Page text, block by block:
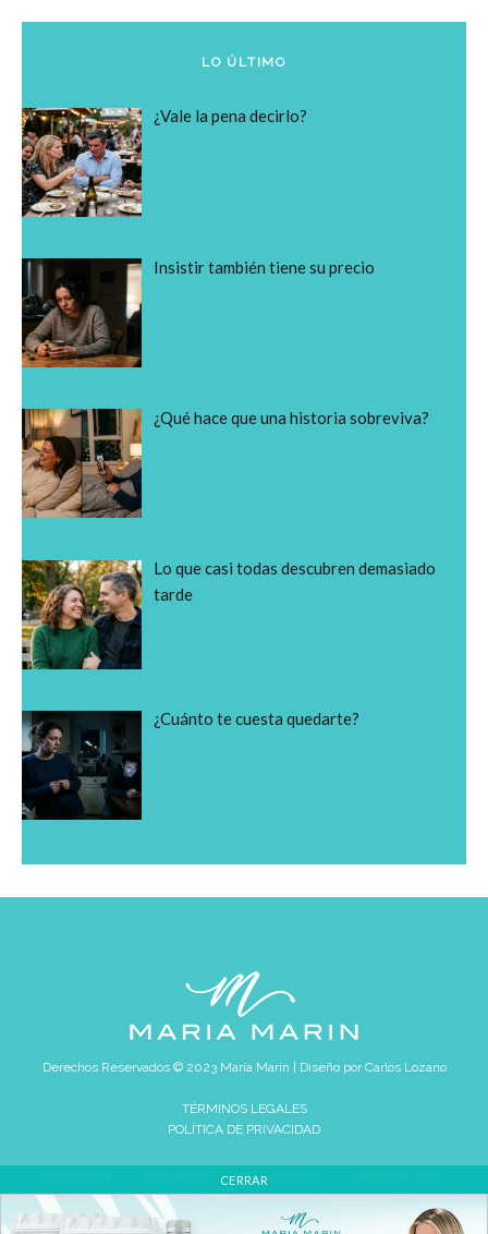
LO ÚLTIMO
¿Vale la pena decirlo?
Insistir también tiene su precio
¿Qué hace que una historia sobreviva?
Lo que casi todas descubren demasiado
tarde
¿Cuánto te cuesta quedarte?
Derechos Reservados © 2023 María Marín | Diseño porCarlos Lozano
TÉRMINOS LEGALES
POLÍTICA DE PRIVACIDAD
REVIEW ETHICS
CERRAR